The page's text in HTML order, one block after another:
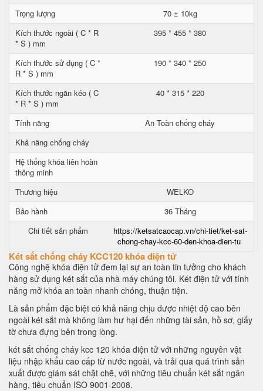
Trọng lượng
70 ± 10kg
Kích thước ngoài ( C * R
* S ) mm
395 * 455 * 380
Kích thước sử dụng ( C *
R * S ) mm
190 * 340 * 250
Kích thước ngăn kéo ( C
* R * S ) mm
40 * 315 * 220
Tính năng
An Toàn chống cháy
Khả năng chống cháy
Hệ thống khóa liên hoàn
thông minh
Thương hiệu
WELKO
Bảo hành
36 Tháng
Chi tiết sản phẩm
https://ketsatcaocap.vn/chi-tiet/ket-sat-
chong-chay-kcc-60-den-khoa-dien-tu
Két sắt chống cháy KCC120 khóa điện tử
Công nghệ khóa điện tử đem lại sự an toàn tin tưởng cho khách
hàng sử dụng két sắt của nhà máy chúng tôi. Két điện tử với tính
năng mở khóa an toàn nhanh chóng, thuận tiện.
Là sản phẩm đặc biệt có khả năng chịu được nhiệt độ cao bên
ngoài két sắt mà không làm hư hại đến những tài sản, hồ sơ, giấy
tờ chưa đựng bên trong lòng.
két sắt chống cháy kcc 120 khóa điện tử với những nguyên vật
liệu nhập khẩu cao cấp từ nước ngoài, và trải qua quá trình sản
xuất được giám sát chặt chẽ, với những tiêu chuẩn két sắt ngân
hàng, tiêu chuẩn ISO 9001-2008.